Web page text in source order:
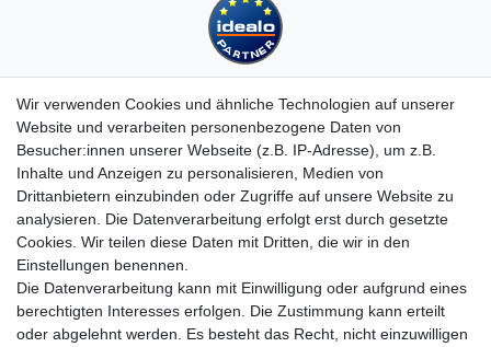
Kundenservice
Hotline: 07452 - 847 162 0
Kontakt
Anmelden
Registrieren
Newsletter
Versand & Lieferung
Zahlungsarten
Wir verwenden Cookies und ähnliche Technologien auf unserer
Website und verarbeiten personenbezogene Daten von
Besucher:innen unserer Webseite (z.B. IP-Adresse), um z.B.
Inhalte und Anzeigen zu personalisieren, Medien von
Drittanbietern einzubinden oder Zugriffe auf unsere Website zu
analysieren. Die Datenverarbeitung erfolgt erst durch gesetzte
Cookies. Wir teilen diese Daten mit Dritten, die wir in den
Einstellungen benennen.
Die Datenverarbeitung kann mit Einwilligung oder aufgrund eines
berechtigten Interesses erfolgen. Die Zustimmung kann erteilt
oder abgelehnt werden. Es besteht das Recht, nicht einzuwilligen